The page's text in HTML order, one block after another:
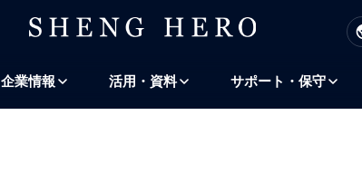
ナビゲーションにスキップ 検索にスキップ
企業情報 活用・資料 サポート・保守